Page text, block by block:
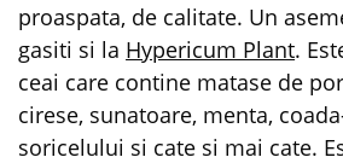
proaspata, de calitate. Un
gasiti si la Hypericum Plant.
ceai care contine matase de
cirese, sunatoare, menta,
soricelului si cate si mai cate.